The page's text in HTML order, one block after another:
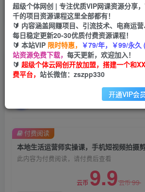
挂机
项目
脚本卡密
首页 创业课程 会员免费 正文
本地生活运营师实操课，​手机短
础抖音运营逻辑
此内容为付费阅读，请付费后查看
云币 9.9云币99
付费阅读
超级个体网创 | 专注优质VIP网课资源分享
千的项目资源课程这里全部都有！
🔰 内容涵盖网赚项目、引流技术、电商运营
每日稳定更新20-30优质付费资源课程！
🔰 本站VIP 限时特惠， ￥79/年，￥99/永久
站资源免费下载， 每天更新，欢迎加入！
🔰 超级个体云网创开放加盟，搭建一个和
费平台， 站长微信：zszpp330
开通VIP会员